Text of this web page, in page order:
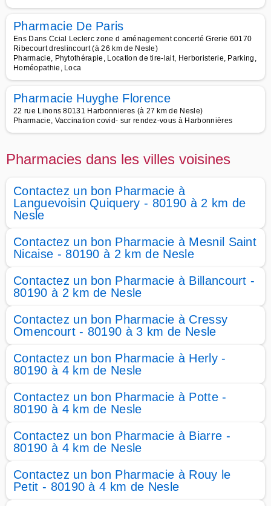
Pharmacie De Paris
Ens Dans Ccial Leclerc zone d aménagement concerté Grerie 60170
Ribecourt dreslincourt (à 26 km de Nesle)
Pharmacie, Phytothérapie, Location de tire-lait, Herboristerie, Parking,
Homéopathie, Loca
Pharmacie Huyghe Florence
22 rue Lihons 80131 Harbonnieres (à 27 km de Nesle)
Pharmacie, Vaccination covid- sur rendez-vous à Harbonnières
Pharmacies dans les villes voisines
Contactez un bon Pharmacie à
Languevoisin Quiquery - 80190 à 2 km de
Nesle
Contactez un bon Pharmacie à Mesnil Saint
Nicaise - 80190 à 2 km de Nesle
Contactez un bon Pharmacie à Billancourt -
80190 à 2 km de Nesle
Contactez un bon Pharmacie à Cressy
Omencourt - 80190 à 3 km de Nesle
Contactez un bon Pharmacie à Herly -
80190 à 4 km de Nesle
Contactez un bon Pharmacie à Potte -
80190 à 4 km de Nesle
Contactez un bon Pharmacie à Biarre -
80190 à 4 km de Nesle
Contactez un bon Pharmacie à Rouy le
Petit - 80190 à 4 km de Nesle